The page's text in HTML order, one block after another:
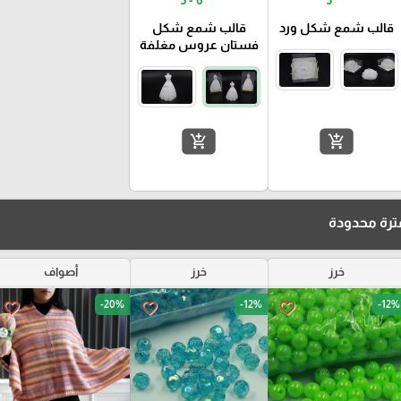
قالب شمع شكل ورد
add_shopping_cart
قالب شمع شكل
فستان عروس مغلفة
add_shopping_cart
محدودة
خرز
favorite_border -12%
خرز
favorite_border -12%
أصواف
favorite_border -20%